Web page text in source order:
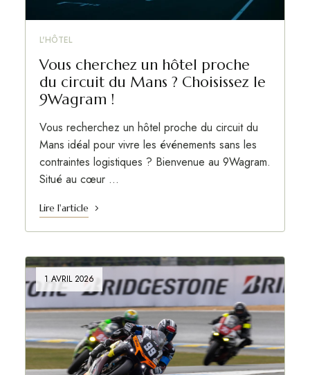
L'HÔTEL
Vous cherchez un hôtel proche
du circuit du Mans ? Choisissez le
9Wagram !
Vous recherchez un hôtel proche du circuit du
Mans idéal pour vivre les événements sans les
contraintes logistiques ? Bienvenue au 9Wagram.
Situé au cœur …
Lire l'article
1 AVRIL 2026